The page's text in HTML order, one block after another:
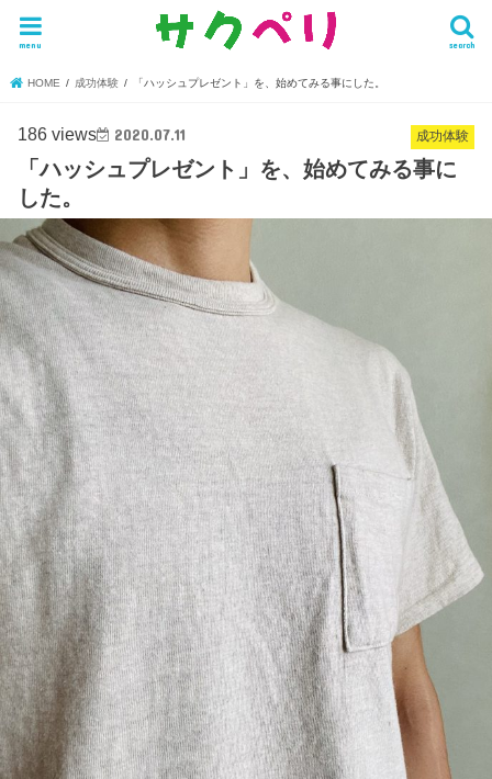
search
menu
HOME 成功体験 「ハッシュプレゼント」を、始めてみる事にした。
成功体験
186 views 2020.07.11
「ハッシュプレゼント」を、始めてみる事に
した。